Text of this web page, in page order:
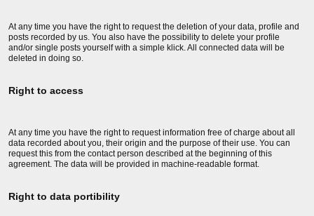
At any time you have the right to request the deletion of your data, profile and
posts recorded by us. You also have the possibility to delete your profile
and/or single posts yourself with a simple klick. All connected data will be
deleted in doing so.
Right to access
At any time you have the right to request information free of charge about all
data recorded about you, their origin and the purpose of their use. You can
request this from the contact person described at the beginning of this
agreement. The data will be provided in machine-readable format.
Right to data portibility